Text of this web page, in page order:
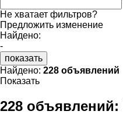
Не хватает фильтров?
Предложить изменение
Найдено:
-
показать
Найдено: 228 объявлений
Показать
228 объявлений: